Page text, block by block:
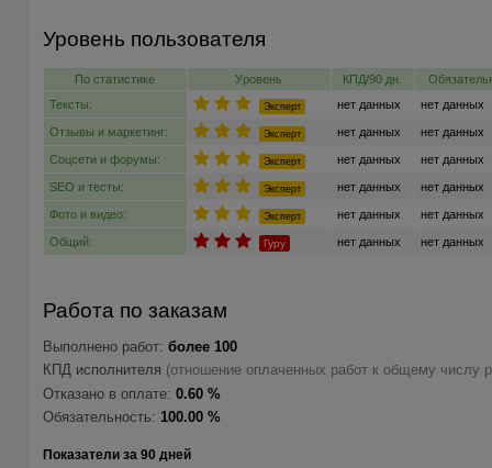
Уровень пользователя
По статистике Уровень КПД/90 дн.
Тексты:
Эксперт нет данных нет данных
Отзывы и маркетинг: Эксперт нет данных нет данных
Соцсети и форумы: Эксперт нет данных нет данных
SEO и тесты: Эксперт нет данных нет данных
Фото и видео: Эксперт нет данных нет данных
Общий: Гуру нет данных нет данных
Работа по заказам
Выполнено работ: более 100
КПД исполнителя (отношение оплаченных работ к общему числу
Отказано в оплате: 0.60 %
Обязательность: 100.00 %
Показатели за 90 дней